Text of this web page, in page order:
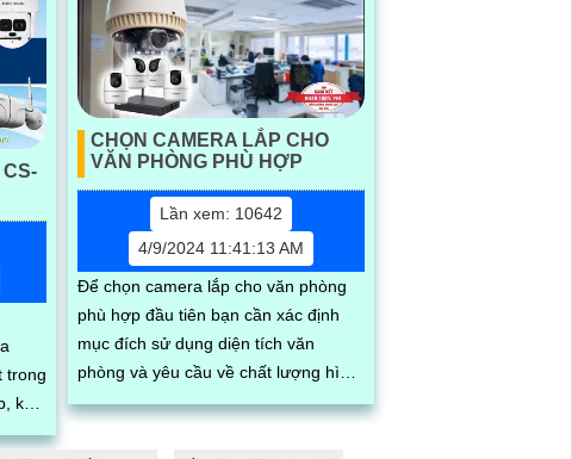
CS-
trong
CHỌN CAMERA LẮP CHO
VĂN PHÒNG PHÙ HỢP
Lần xem: 10642
4/9/2024 11:41:13 AM
Để chọn camera lắp cho văn phòng
phù hợp đầu tiên bạn cần xác định
mục đích sử dụng diện tích văn
phòng và yêu cầu về chất lượng hình
ảnh thiết kế camera đạt tính mỹ thuật